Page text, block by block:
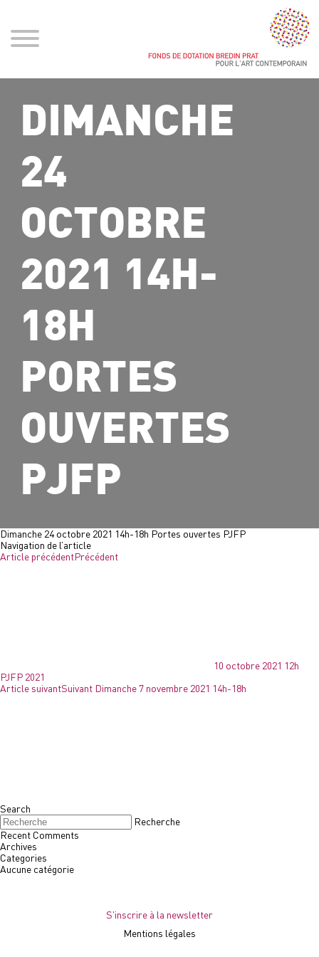
DIMANCHE
24
OCTOBRE
2021 14H-
18H
PORTES
OUVERTES
PJFP
Dimanche 24 octobre 2021 14h-18h Portes ouvertes PJFP
Navigation de l’article
Article précédentPrécédent
10 octobre 2021 12h
PJFP 2021
Article suivantSuivant Dimanche 7 novembre 2021 14h-18h
Search
Recherche
Recent Comments
Archives
Categories
Aucune catégorie
S'inscrire à la newsletter
Mentions légales